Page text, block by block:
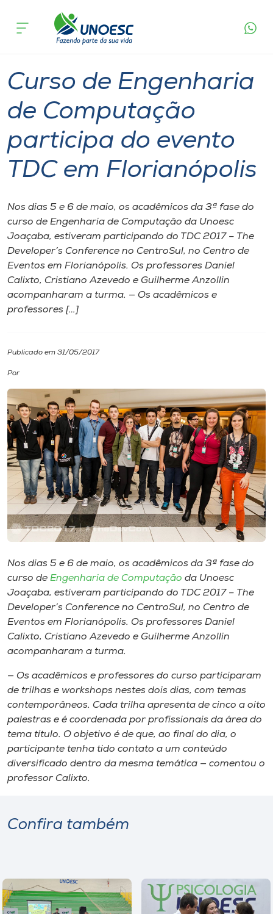
Cursos
Pesquisa
Atendimento ao Estudante
Portal de Ensino
A
Internacionalização
I.nova
Cultura
CPA
Biblioteca
Editora
Rádio
Unoesc
Store
o idioma
acontece
Curso de Engenharia
de Computação
participa do evento
TDC em Florianópolis
Nos dias 5 e 6 de maio, os acadêmicos da 3ª fase do
curso de Engenharia de Computação da Unoesc
Joaçaba, estiveram participando do TDC 2017 – The
Developer’s Conference no CentroSul, no Centro de
Eventos em Florianópolis. Os professores Daniel
Calixto, Cristiano Azevedo e Guilherme Anzollin
acompanharam a turma. — Os acadêmicos e
professores […]
Publicado em 31/05/2017
Por
Nos dias 5 e 6 de maio, os acadêmicos da 3ª fase do
curso de Engenharia de Computação da Unoesc
Joaçaba, estiveram participando do TDC 2017 – The
Developer’s Conference no CentroSul, no Centro de
Eventos em Florianópolis. Os professores Daniel
Calixto, Cristiano Azevedo e Guilherme Anzollin
acompanharam a turma.
— Os acadêmicos e professores do curso participaram
de trilhas e workshops nestes dois dias, com temas
contemporâneos. Cada trilha apresenta de cinco a oito
palestras e é coordenada por profissionais da área do
tema título. O objetivo é de que, ao final do dia, o
participante tenha tido contato a um conteúdo
diversificado dentro da mesma temática — comentou o
professor Calixto.
Confira também